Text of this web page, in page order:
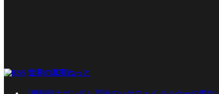
世界の真実ねっと